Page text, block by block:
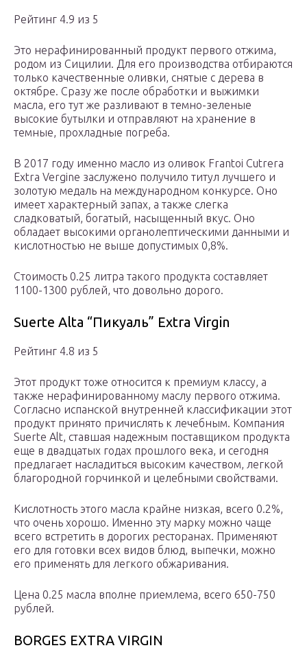
Рейтинг 4.9 из 5
Это нерафинированный продукт первого отжима,
родом из Сицилии. Для его производства отбираются
только качественные оливки, снятые с дерева в
октябре. Сразу же после обработки и выжимки
масла, его тут же разливают в темно-зеленые
высокие бутылки и отправляют на хранение в
темные, прохладные погреба.
В 2017 году именно масло из оливок Frantoi Cutrera
Extra Vergine заслужено получило титул лучшего и
золотую медаль на международном конкурсе. Оно
имеет характерный запах, а также слегка
сладковатый, богатый, насыщенный вкус. Оно
обладает высокими органолептическими данными и
кислотностью не выше допустимых 0,8%.
Стоимость 0.25 литра такого продукта составляет
1100-1300 рублей, что довольно дорого.
Suerte Alta “Пикуаль” Extra Virgin
Рейтинг 4.8 из 5
Этот продукт тоже относится к премиум классу, а
также нерафинированному маслу первого отжима.
Согласно испанской внутренней классификации этот
продукт принято причислять к лечебным. Компания
Suerte Alt, ставшая надежным поставщиком продукта
еще в двадцатых годах прошлого века, и сегодня
предлагает насладиться высоким качеством, легкой
благородной горчинкой и целебными свойствами.
Кислотность этого масла крайне низкая, всего 0.2%,
что очень хорошо. Именно эту марку можно чаще
всего встретить в дорогих ресторанах. Применяют
его для готовки всех видов блюд, выпечки, можно
его применять для легкого обжаривания.
Цена 0.25 масла вполне приемлема, всего 650-750
рублей.
BORGES EXTRA VIRGIN